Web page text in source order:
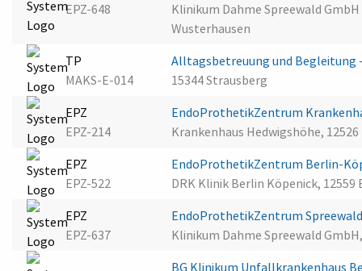
EPZ-648
Klinikum Dahme Spreewald
Wusterhausen
TP
MAKS-E-014
Alltagsbetreuung und
15344 Strausberg
EPZ
EPZ-214
EndoProthetikZentrum
Krankenhaus Hedwigshöhe,
EPZ
EPZ-522
EndoProthetikZentrum Berlin-
DRK Klinik Berlin Köpenick, 12559
EPZ
EPZ-637
EndoProthetikZentrum
Klinikum Dahme Spreewald
BG Klinikum Unfallkrankenhaus